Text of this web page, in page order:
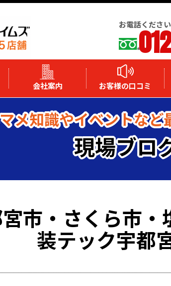
お電話くださ
会社案内 お客様の口コミ
メ知識やイベントなど
現場ブロ
市・さくら市
装テック宇都